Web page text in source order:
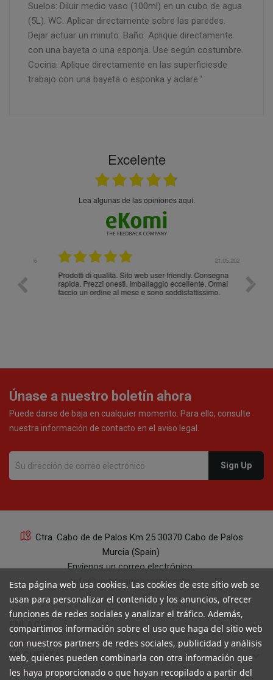
Suelos: Diluir medio vaso (100ml) en un cubo de agua
(5L). WC: Aplicar directamente sobre las paredes.
Dejar actuar un minuto. Baño: Aplique directamente
con una bayeta o una esponja. Use según costumbre.
Cocina: Aplique directamente en las superficiesde
trabajo con una bayeta o esponka y aclare."
Excelente
Lea algunas de las opiniones aquí.
21.05.2026
Prodotti di qualità. Sito web user-friendly. Consegna
rapida. Prezzi onesti. Imballaggio eccellente. Ormai
faccio un ordine al mese e sono soddisfattissimo.
10/10
Únase a nuestro boletín ahora
Puede darse de baja en cualquier momento. Para ello, consulte
nuestra información de contacto en el aviso legal.
Ctra. Cabo de de Palos Km 25 30370 Cabo de Palos
Murcia (Spain)
Envíenos un correo electrónico:
info@yourspanishcorner.com
+34 647 29 98 21 de 9 a 14:30
ENLACES keyboard_arrow_down
MI CUENTA keyboard_arrow_down
Esta página web usa cookies. Las cookies de este sitio web se
usan para personalizar el contenido y los anuncios, ofrecer
funciones de redes sociales y analizar el tráfico. Además,
compartimos información sobre el uso que haga del sitio web
con nuestros partners de redes sociales, publicidad y análisis
web, quienes pueden combinarla con otra información que
les haya proporcionado o que hayan recopilado a partir del